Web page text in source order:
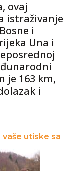
ovaj
istraživanje
i
Una i
je 163 km,
i
utiske sa